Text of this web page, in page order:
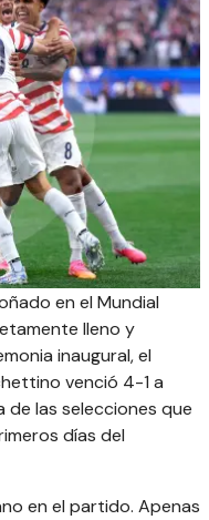
en el Mundial
lleno y
inaugural, el
venció 4-1 a
de las selecciones que
días del
en el partido. Apenas